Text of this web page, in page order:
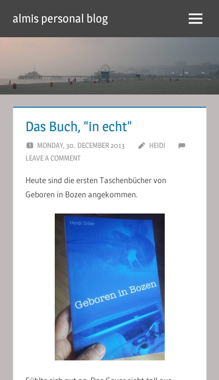
content
almis personal blog Menu
Das Buch, “in echt”
MONDAY, 30. DECEMBER 2013
HEIDI
LEAVE A COMMENT
Heute sind die ersten Taschenbücher von
Geboren in Bozen angekommen.